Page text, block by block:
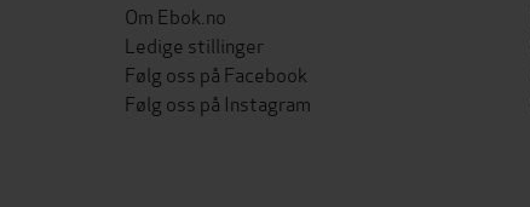
Om Ebok.no
Ledige stillinger
Følg oss på Facebook
Følg oss på Instagram